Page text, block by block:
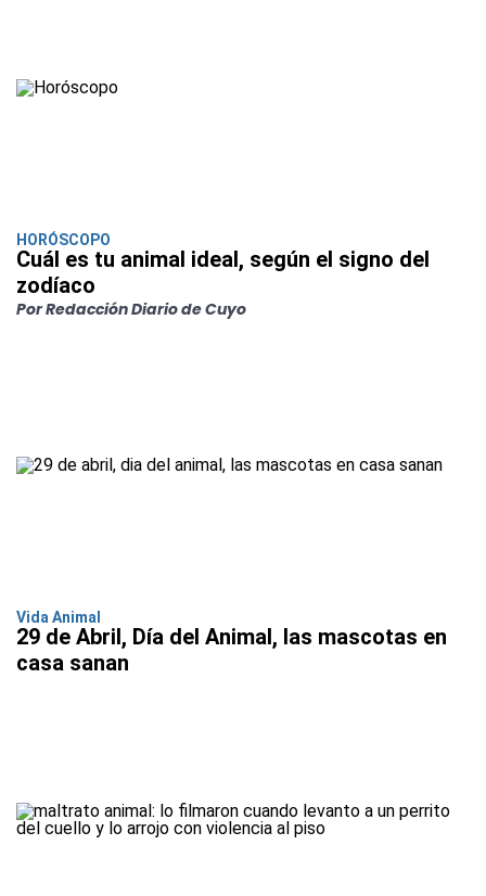
HORÓSCOPO
Cuál es tu animal ideal, según el signo del
zodíaco
Por Redacción Diario de Cuyo
Vida Animal
29 de Abril, Día del Animal, las mascotas en
casa sanan